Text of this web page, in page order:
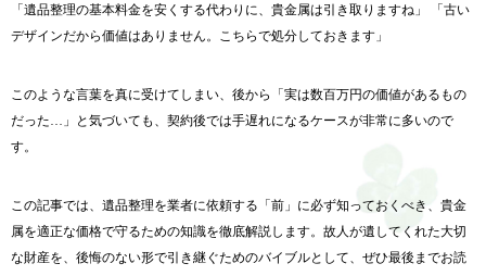
「遺品整理の基本料金を安くする代わりに、貴金属は引き取りますね」 「古い
デザインだから価値はありません。こちらで処分しておきます」
このような言葉を真に受けてしまい、後から「実は数百万円の価値があるもの
だった…」と気づいても、契約後では手遅れになるケースが非常に多いので
す。
この記事では、遺品整理を業者に依頼する「前」に必ず知っておくべき、貴金
属を適正な価格で守るための知識を徹底解説します。故人が遺してくれた大切
な財産を、後悔のない形で引き継ぐためのバイブルとして、ぜひ最後までお読